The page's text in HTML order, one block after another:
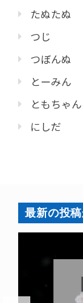
たぬたぬ
つじ
つぼんぬ
とーみん
ともちゃん
にしだ
最新の投